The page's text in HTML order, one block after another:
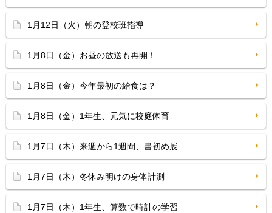
1月12日（火）朝の登校班指導
1月8日（金）お昼の放送も再開！
1月8日（金）今年最初の給食は？
1月8日（金）1年生、元気に校庭体育
1月7日（木）来週から1週間、書初め展
1月7日（木）冬休み明けの身体計測
1月7日（木）1年生、算数で時計の学習